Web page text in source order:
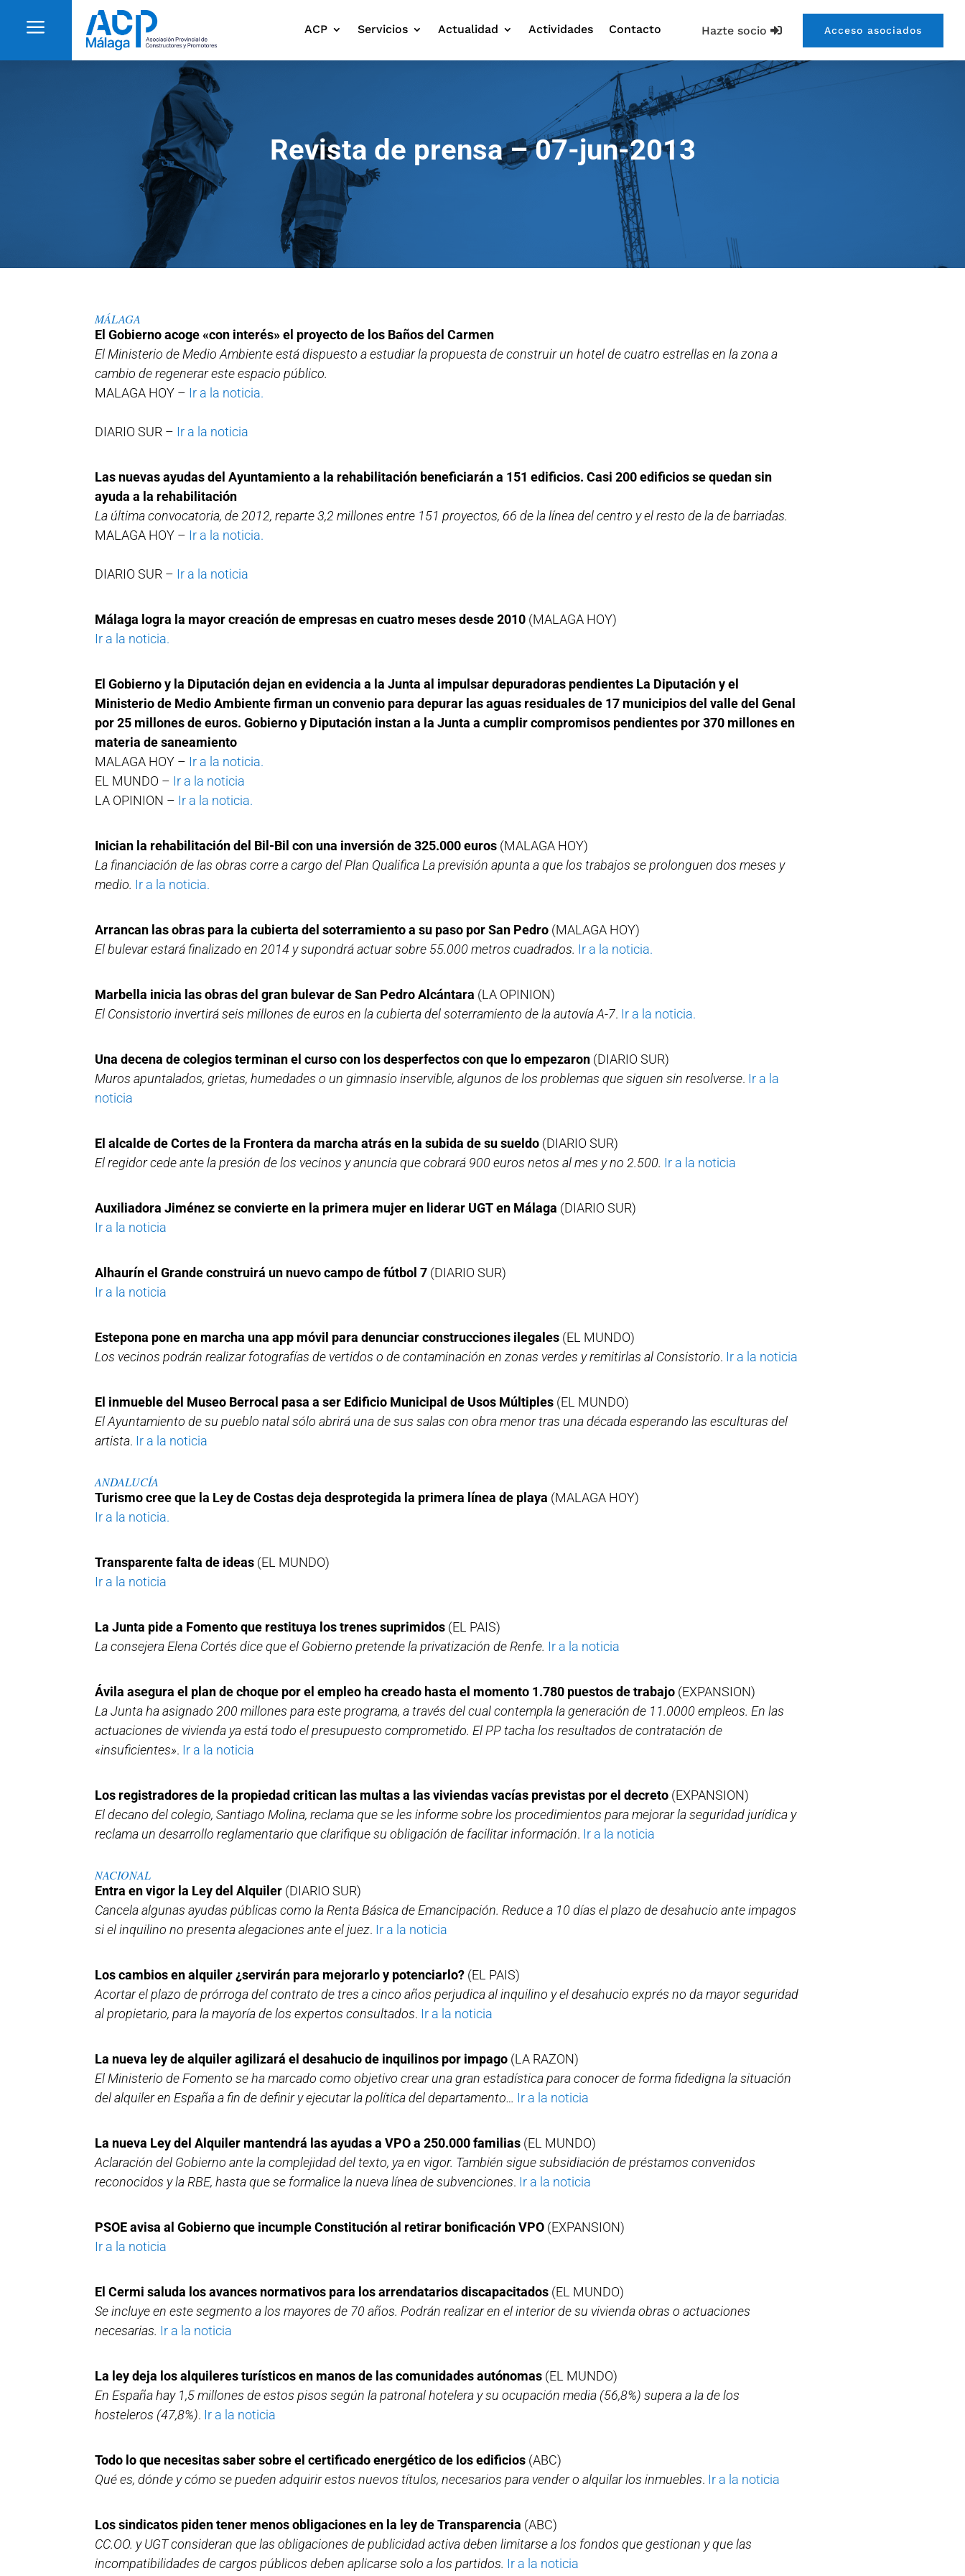
a Hazte socio Acceso asociados
ACP Servicios Actualidad Actividades Contacto
Revista de prensa – 07-jun-2013
MÁLAGA
El Gobierno acoge «con interés» el proyecto de los Baños del Carmen
El Ministerio de Medio Ambiente está dispuesto a estudiar la propuesta de construir un hotel de cuatro estrellas en la zona a
cambio de regenerar este espacio público.
MALAGA HOY – Ir a la noticia.
DIARIO SUR – Ir a la noticia
Las nuevas ayudas del Ayuntamiento a la rehabilitación beneficiarán a 151 edificios. Casi 200 edificios se quedan sin
ayuda a la rehabilitación
La última convocatoria, de 2012, reparte 3,2 millones entre 151 proyectos, 66 de la línea del centro y el resto de la de barriadas.
MALAGA HOY – Ir a la noticia.
DIARIO SUR – Ir a la noticia
Málaga logra la mayor creación de empresas en cuatro meses desde 2010 (MALAGA HOY)
Ir a la noticia.
El Gobierno y la Diputación dejan en evidencia a la Junta al impulsar depuradoras pendientes La Diputación y el
Ministerio de Medio Ambiente firman un convenio para depurar las aguas residuales de 17 municipios del valle del Genal
por 25 millones de euros. Gobierno y Diputación instan a la Junta a cumplir compromisos pendientes por 370 millones en
materia de saneamiento
MALAGA HOY – Ir a la noticia.
EL MUNDO – Ir a la noticia
LA OPINION – Ir a la noticia.
Inician la rehabilitación del Bil-Bil con una inversión de 325.000 euros (MALAGA HOY)
La financiación de las obras corre a cargo del Plan Qualifica La previsión apunta a que los trabajos se prolonguen dos meses y
medio. Ir a la noticia.
Arrancan las obras para la cubierta del soterramiento a su paso por San Pedro (MALAGA HOY)
El bulevar estará finalizado en 2014 y supondrá actuar sobre 55.000 metros cuadrados. Ir a la noticia.
Marbella inicia las obras del gran bulevar de San Pedro Alcántara (LA OPINION)
El Consistorio invertirá seis millones de euros en la cubierta del soterramiento de la autovía A-7. Ir a la noticia.
Una decena de colegios terminan el curso con los desperfectos con que lo empezaron (DIARIO SUR)
Muros apuntalados, grietas, humedades o un gimnasio inservible, algunos de los problemas que siguen sin resolverse. Ir a la
noticia
El alcalde de Cortes de la Frontera da marcha atrás en la subida de su sueldo (DIARIO SUR)
El regidor cede ante la presión de los vecinos y anuncia que cobrará 900 euros netos al mes y no 2.500. Ir a la noticia
Auxiliadora Jiménez se convierte en la primera mujer en liderar UGT en Málaga (DIARIO SUR)
Ir a la noticia
Alhaurín el Grande construirá un nuevo campo de fútbol 7 (DIARIO SUR)
Ir a la noticia
Estepona pone en marcha una app móvil para denunciar construcciones ilegales (EL MUNDO)
Los vecinos podrán realizar fotografías de vertidos o de contaminación en zonas verdes y remitirlas al Consistorio. Ir a la noticia
El inmueble del Museo Berrocal pasa a ser Edificio Municipal de Usos Múltiples (EL MUNDO)
El Ayuntamiento de su pueblo natal sólo abrirá una de sus salas con obra menor tras una década esperando las esculturas del
artista. Ir a la noticia
ANDALUCÍA
Turismo cree que la Ley de Costas deja desprotegida la primera línea de playa (MALAGA HOY)
Ir a la noticia.
Transparente falta de ideas (EL MUNDO)
Ir a la noticia
La Junta pide a Fomento que restituya los trenes suprimidos (EL PAIS)
La consejera Elena Cortés dice que el Gobierno pretende la privatización de Renfe. Ir a la noticia
Ávila asegura el plan de choque por el empleo ha creado hasta el momento 1.780 puestos de trabajo (EXPANSION)
La Junta ha asignado 200 millones para este programa, a través del cual contempla la generación de 11.0000 empleos. En las
actuaciones de vivienda ya está todo el presupuesto comprometido. El PP tacha los resultados de contratación de
«insuficientes». Ir a la noticia
Los registradores de la propiedad critican las multas a las viviendas vacías previstas por el decreto (EXPANSION)
El decano del colegio, Santiago Molina, reclama que se les informe sobre los procedimientos para mejorar la seguridad jurídica y
reclama un desarrollo reglamentario que clarifique su obligación de facilitar información. Ir a la noticia
NACIONAL
Entra en vigor la Ley del Alquiler (DIARIO SUR)
Cancela algunas ayudas públicas como la Renta Básica de Emancipación. Reduce a 10 días el plazo de desahucio ante impagos
si el inquilino no presenta alegaciones ante el juez. Ir a la noticia
Los cambios en alquiler ¿servirán para mejorarlo y potenciarlo? (EL PAIS)
Acortar el plazo de prórroga del contrato de tres a cinco años perjudica al inquilino y el desahucio exprés no da mayor seguridad
al propietario, para la mayoría de los expertos consultados. Ir a la noticia
La nueva ley de alquiler agilizará el desahucio de inquilinos por impago (LA RAZON)
El Ministerio de Fomento se ha marcado como objetivo crear una gran estadística para conocer de forma fidedigna la situación
del alquiler en España a fin de definir y ejecutar la política del departamento… Ir a la noticia
La nueva Ley del Alquiler mantendrá las ayudas a VPO a 250.000 familias (EL MUNDO)
Aclaración del Gobierno ante la complejidad del texto, ya en vigor. También sigue subsidiación de préstamos convenidos
reconocidos y la RBE, hasta que se formalice la nueva línea de subvenciones. Ir a la noticia
PSOE avisa al Gobierno que incumple Constitución al retirar bonificación VPO (EXPANSION)
Ir a la noticia
El Cermi saluda los avances normativos para los arrendatarios discapacitados (EL MUNDO)
Se incluye en este segmento a los mayores de 70 años. Podrán realizar en el interior de su vivienda obras o actuaciones
necesarias. Ir a la noticia
La ley deja los alquileres turísticos en manos de las comunidades autónomas (EL MUNDO)
En España hay 1,5 millones de estos pisos según la patronal hotelera y su ocupación media (56,8%) supera a la de los
hosteleros (47,8%). Ir a la noticia
Todo lo que necesitas saber sobre el certificado energético de los edificios (ABC)
Qué es, dónde y cómo se pueden adquirir estos nuevos títulos, necesarios para vender o alquilar los inmuebles. Ir a la noticia
Los sindicatos piden tener menos obligaciones en la ley de Transparencia (ABC)
CC.OO. y UGT consideran que las obligaciones de publicidad activa deben limitarse a los fondos que gestionan y que las
incompatibilidades de cargos públicos deben aplicarse solo a los partidos. Ir a la noticia